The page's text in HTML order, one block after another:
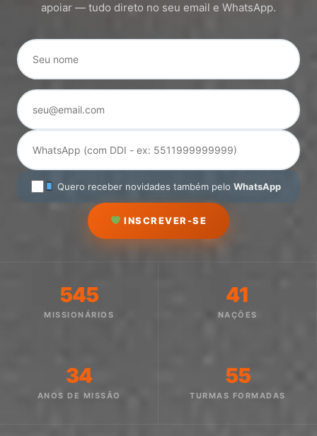
apoiar — tudo direto no seu email e WhatsApp.
Quero receber novidades também pelo WhatsApp
INSCREVER-SE
545
MISSIONÁRIOS
41
NAÇÕES
34
ANOS DE MISSÃO
55
TURMAS FORMADAS